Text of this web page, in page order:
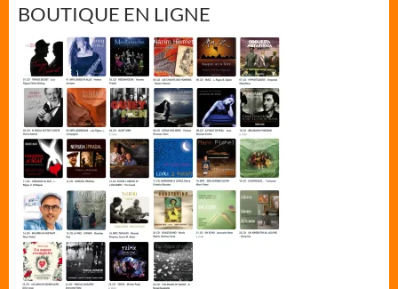
BOUTIQUE EN LIGNE